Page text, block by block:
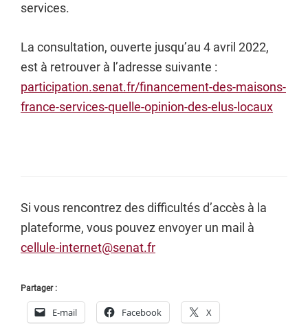
services.
La consultation, ouverte jusqu’au 4 avril 2022,
est à retrouver à l’adresse suivante :
participation.senat.fr/financement-des-maisons-
france-services-quelle-opinion-des-elus-locaux
Si vous rencontrez des difficultés d’accès à la
plateforme, vous pouvez envoyer un mail à
cellule-internet@senat.fr
Partager :
E-mail Facebook X